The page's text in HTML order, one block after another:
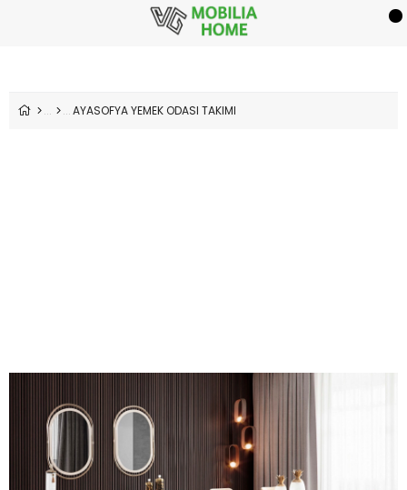
AYASOFYA YEMEK ODASI TAKIMI